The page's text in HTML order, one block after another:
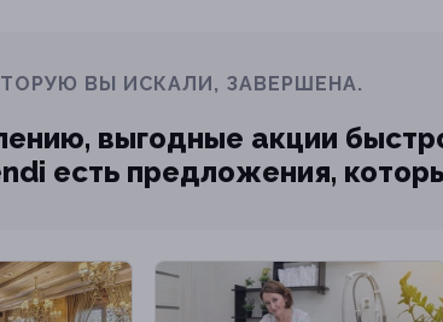
ВЫ ИСКАЛИ, ЗАВЕРШЕНА.
выгодные акции
есть предложения,